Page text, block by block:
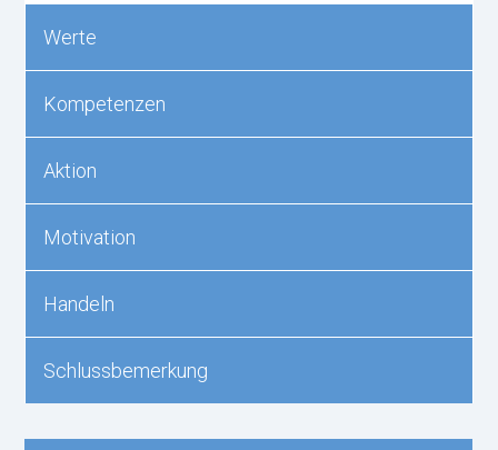
Werte
Kompetenzen
Aktion
Motivation
Handeln
Schlussbemerkung